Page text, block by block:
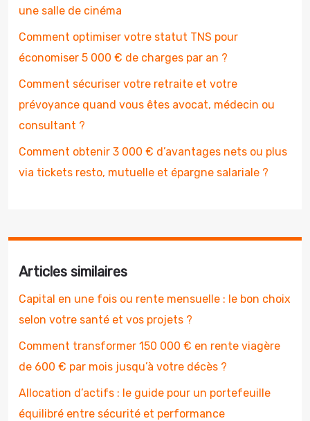
une salle de cinéma
Comment optimiser votre statut TNS pour
économiser 5 000 € de charges par an ?
Comment sécuriser votre retraite et votre
prévoyance quand vous êtes avocat, médecin ou
consultant ?
Comment obtenir 3 000 € d’avantages nets ou plus
via tickets resto, mutuelle et épargne salariale ?
Articles similaires
Capital en une fois ou rente mensuelle : le bon choix
selon votre santé et vos projets ?
Comment transformer 150 000 € en rente viagère
de 600 € par mois jusqu’à votre décès ?
Allocation d’actifs : le guide pour un portefeuille
équilibré entre sécurité et performance